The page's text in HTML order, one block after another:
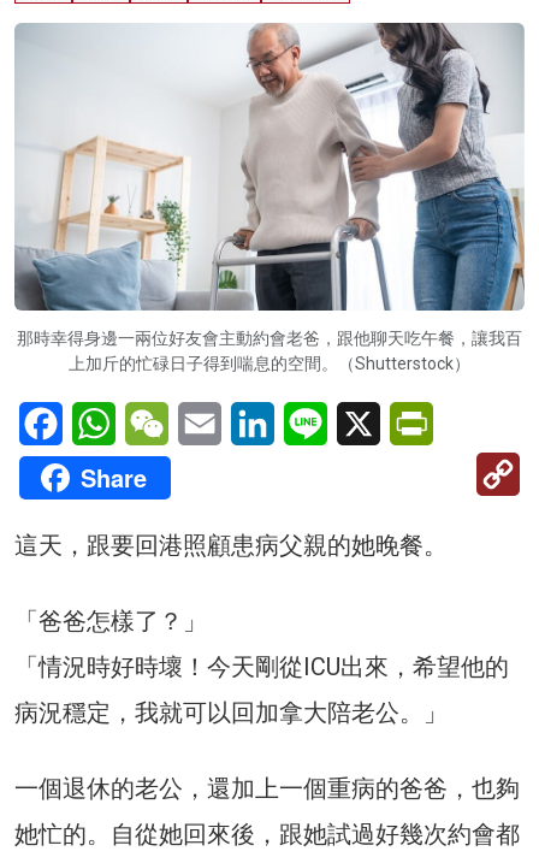
那時幸得身邊一兩位好友會主動約會老爸，跟他聊天吃午餐，讓我百
上加斤的忙碌日子得到喘息的空間。（Shutterstock）
FacebookWhatsAppWeChatEmail LinkedInLine X
Share
這天，跟要回港照顧患病父親的她晚餐。
「爸爸怎樣了？」
「情況時好時壞！今天剛從ICU出來，希望他的
病況穩定，我就可以回加拿大陪老公。」
一個退休的老公，還加上一個重病的爸爸，也夠
她忙的。自從她回來後，跟她試過好幾次約會都